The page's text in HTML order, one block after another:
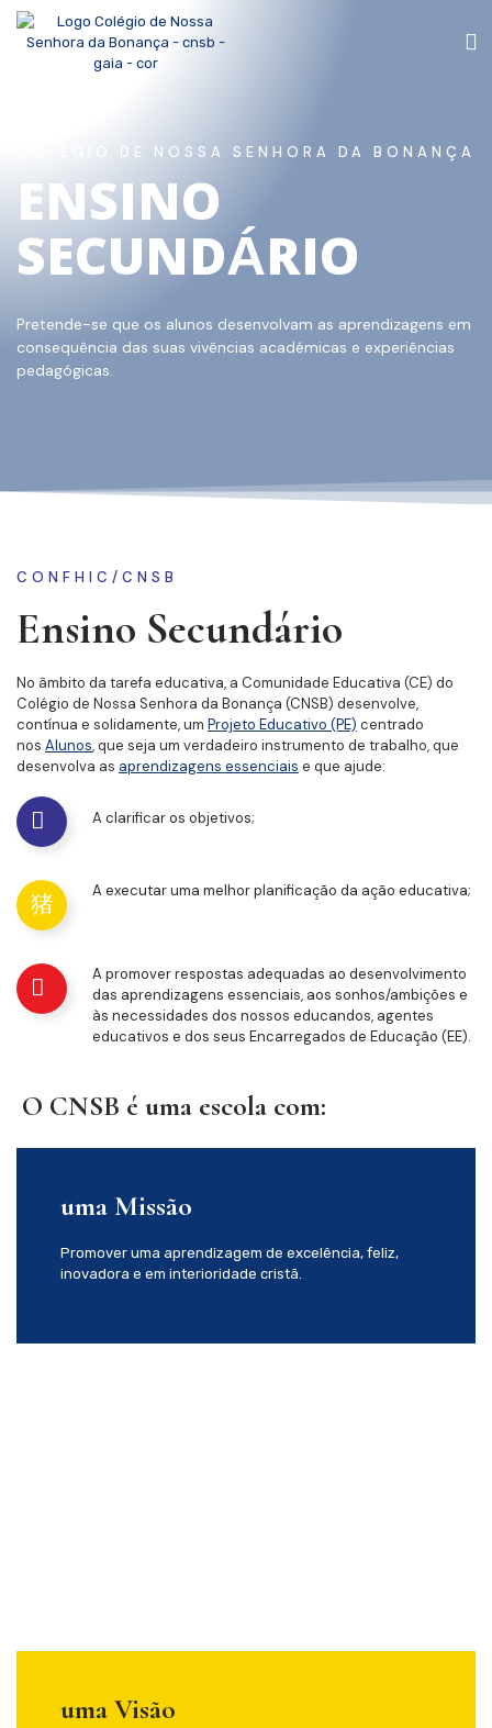
COLÉGIO DE NOSSA SENHORA DA BONANÇA
ENSINO
SECUNDÁRIO
Pretende-se que os alunos desenvolvam as aprendizagens em
consequência das suas vivências académicas e experiências
pedagógicas.
CONFHIC/CNSB
Ensino Secundário
No âmbito da tarefa educativa, a Comunidade Educativa (CE) do
Colégio de Nossa Senhora da Bonança (CNSB) desenvolve,
contínua e solidamente, um Projeto Educativo (PE) centrado
nos Alunos, que seja um verdadeiro instrumento de trabalho, que
desenvolva as aprendizagens essenciais e que ajude:
A clarificar os objetivos;
A executar uma melhor planificação da ação educativa;
A promover respostas adequadas ao desenvolvimento
das aprendizagens essenciais, aos sonhos/ambições e
às necessidades dos nossos educandos, agentes
educativos e dos seus Encarregados de Educação (EE).
O CNSB é uma escola com:
uma Missão
Promover uma aprendizagem de excelência, feliz,
inovadora e em interioridade cristã.
uma Visão